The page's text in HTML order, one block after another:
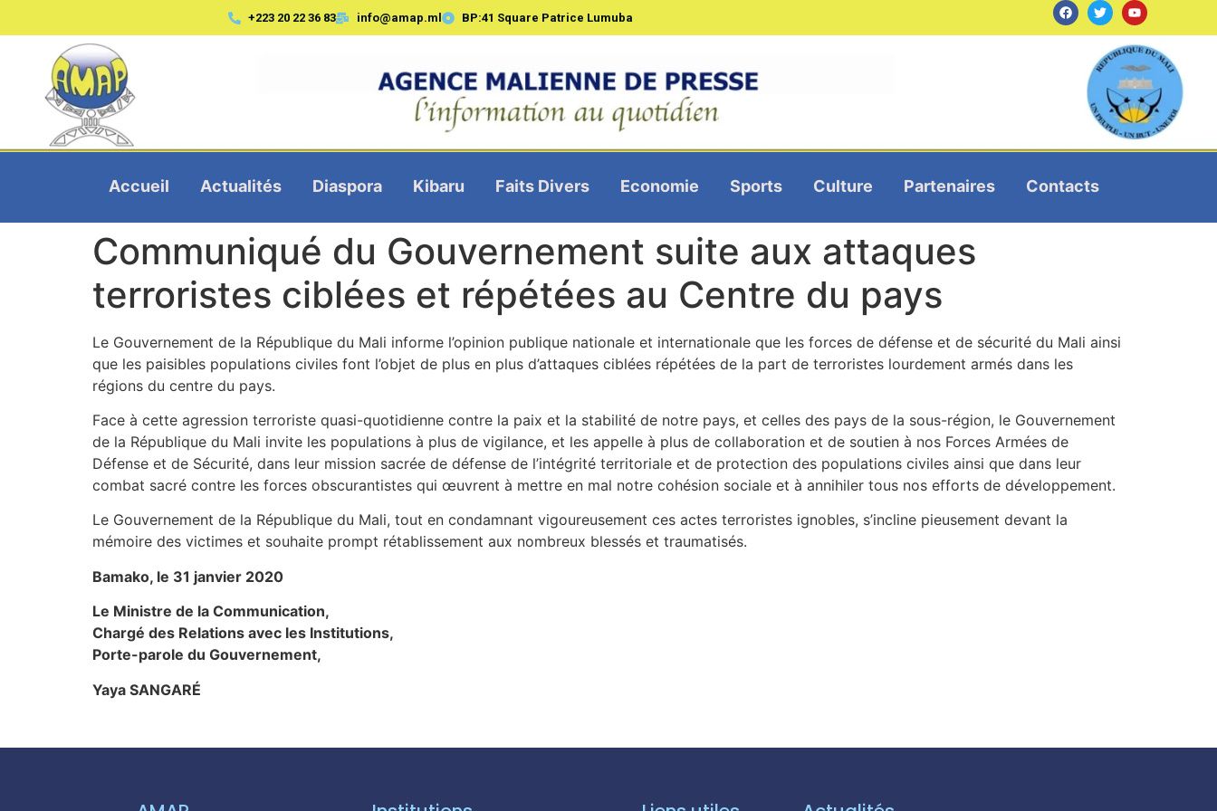
+223 20 22 36 83 info@amap.ml BP:41 Square Patrice Lumuba
Accueil Actualités Diaspora Kibaru Faits Divers Economie Sports Culture Partenaires Contacts
Communiqué du Gouvernement suite aux attaques
terroristes ciblées et répétées au Centre du pays
Le Gouvernement de la République du Mali informe l’opinion publique nationale et internationale que les forces de défense et de sécurité du Mali ainsi
que les paisibles populations civiles font l’objet de plus en plus d’attaques ciblées répétées de la part de terroristes lourdement armés dans les
régions du centre du pays.
Face à cette agression terroriste quasi-quotidienne contre la paix et la stabilité de notre pays, et celles des pays de la sous-région, le Gouvernement
de la République du Mali invite les populations à plus de vigilance, et les appelle à plus de collaboration et de soutien à nos Forces Armées de
Défense et de Sécurité, dans leur mission sacrée de défense de l’intégrité territoriale et de protection des populations civiles ainsi que dans leur
combat sacré contre les forces obscurantistes qui œuvrent à mettre en mal notre cohésion sociale et à annihiler tous nos efforts de développement.
Le Gouvernement de la République du Mali, tout en condamnant vigoureusement ces actes terroristes ignobles, s’incline pieusement devant la
mémoire des victimes et souhaite prompt rétablissement aux nombreux blessés et traumatisés.
Bamako, le 31 janvier 2020
Le Ministre de la Communication,
Chargé des Relations avec les Institutions,
Porte-parole du Gouvernement,
Yaya SANGARÉ